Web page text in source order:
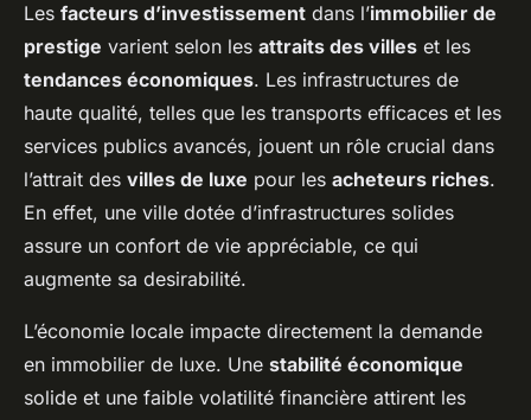
Les facteurs d’investissement dans l’immobilier de
prestige varient selon les attraits des villes et les
tendances économiques. Les infrastructures de
haute qualité, telles que les transports efficaces et les
services publics avancés, jouent un rôle crucial dans
l’attrait des villes de luxe pour les acheteurs riches.
En effet, une ville dotée d’infrastructures solides
assure un confort de vie appréciable, ce qui
augmente sa desirabilité.
L’économie locale impacte directement la demande
en immobilier de luxe. Une stabilité économique
solide et une faible volatilité financière attirent les